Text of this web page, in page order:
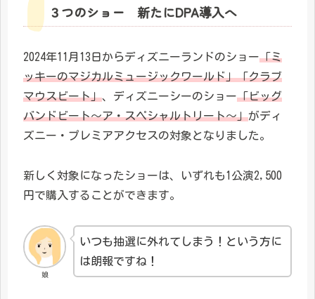
３つのショー 新たにDPA導入へ
2024年11月13日からディズニーランドのショー「ミ
ッキーのマジカルミュージックワールド」「クラブ
マウスビート」、ディズニーシーのショー「ビッグ
バンドビート～ア・スペシャルトリート～」がディ
ズニー・プレミアアクセスの対象となりました。
新しく対象になったショーは、いずれも1公演2,500
円で購入することができます。
娘
いつも抽選に外れてしまう！という方に
は朗報ですね！